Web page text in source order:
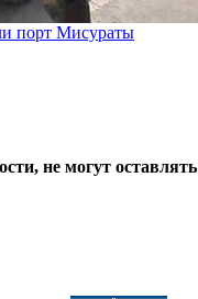
порт Мисураты
, не могут